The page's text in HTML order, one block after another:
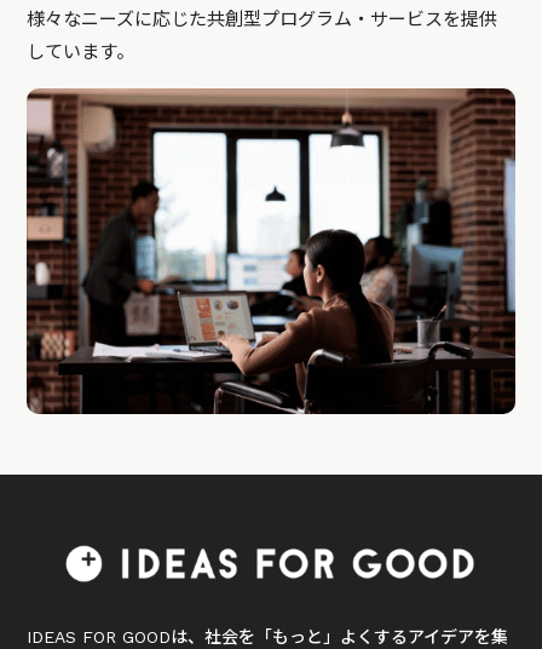
様々なニーズに応じた共創型プログラム・サービスを提供
しています。
IDEAS FOR GOODは、社会を「もっと」よくするアイデアを集